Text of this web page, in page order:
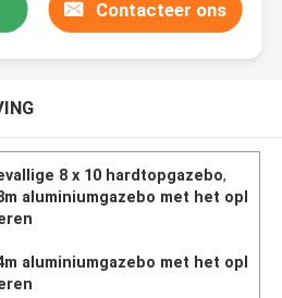
Contacteer ons
8 x 10 hardtopgazebo,
aluminiumgazebo met het opl
aluminiumgazebo met het opl